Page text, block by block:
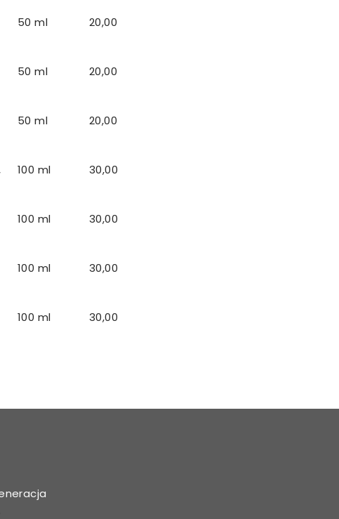
50 ml 20,00
50 ml 20,00
50 ml 20,00
100 ml 30,00
100 ml 30,00
100 ml 30,00
100 ml 30,00